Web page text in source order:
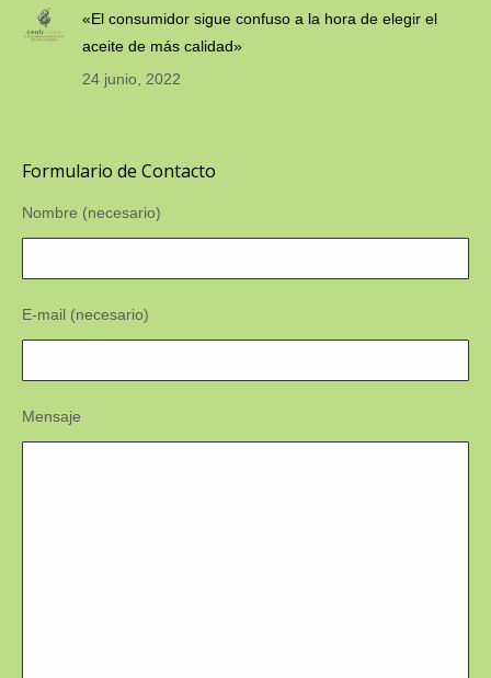
«El consumidor sigue confuso a la hora de elegir el
aceite de más calidad»
24 junio, 2022
Formulario de Contacto
Nombre (necesario)
E-mail (necesario)
Mensaje